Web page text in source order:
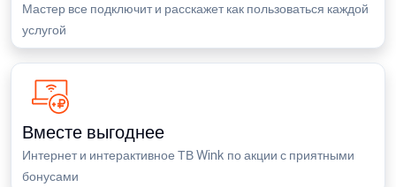
Мастер все подключит и расскажет как пользоваться каждой
услугой
Вместе выгоднее
Интернет и интерактивное ТВ Wink по акции с приятными
бонусами